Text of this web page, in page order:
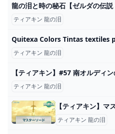
ティアキン 龍の泪
ティアキン 龍の泪
ティアキン 龍の泪
ティアキン 龍の泪